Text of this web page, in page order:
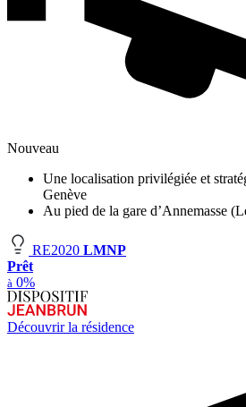
Nouveau
Une localisation privilégiée et
Genève
Au pied de la gare d’Annemasse
RE2020 LMNP
Prêt
à 0%
Découvrir la résidence